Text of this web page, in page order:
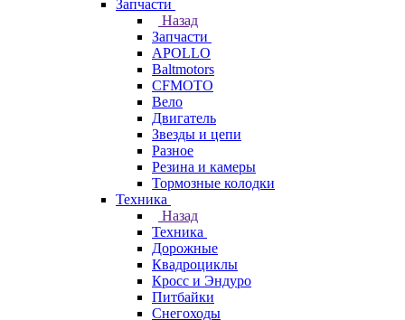
Запчасти
Назад
Запчасти
APOLLO
Baltmotors
CFMOTO
Вело
Двигатель
Звезды и цепи
Разное
Резина и камеры
Тормозные колодки
Техника
Назад
Техника
Дорожные
Квадроциклы
Кросс и Эндуро
Питбайки
Снегоходы